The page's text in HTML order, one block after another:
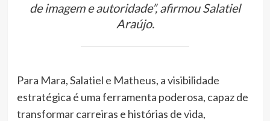
de imagem e autoridade”, afirmou Salatiel
Araújo.
Para Mara, Salatiel e Matheus, a visibilidade
estratégica é uma ferramenta poderosa, capaz de
transformar carreiras e histórias de vida,